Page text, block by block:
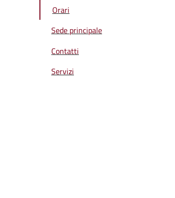
Orari
Sede principale
Contatti
Servizi